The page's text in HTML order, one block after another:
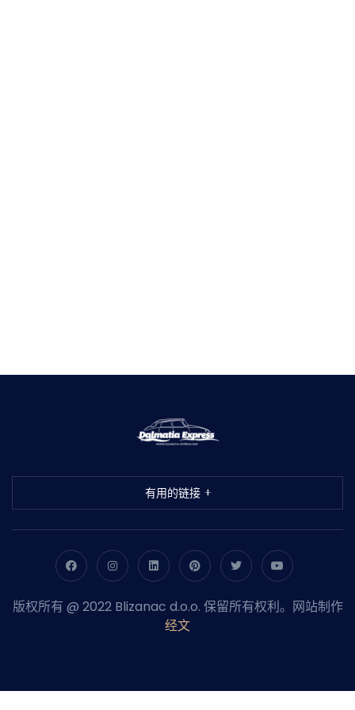
有用的链接
版权所有 @ 2022 Blizanac d.o.o. 保留所有权利。网站制作
经文